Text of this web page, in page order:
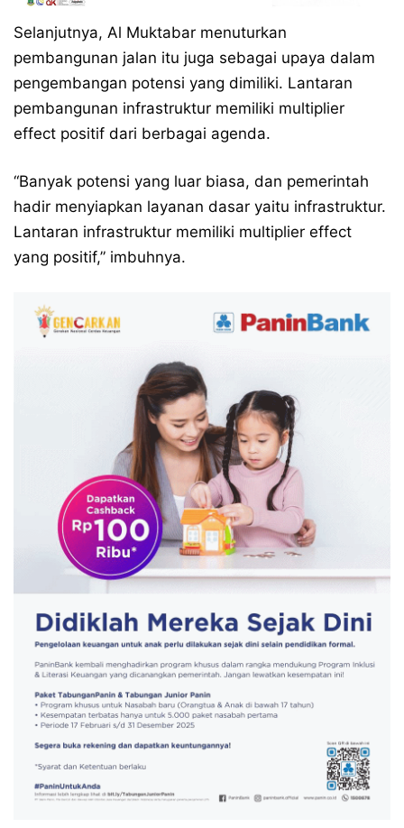
Selanjutnya, Al Muktabar menuturkan
pembangunan jalan itu juga sebagai upaya dalam
pengembangan potensi yang dimiliki. Lantaran
pembangunan infrastruktur memiliki multiplier
effect positif dari berbagai agenda.
“Banyak potensi yang luar biasa, dan pemerintah
hadir menyiapkan layanan dasar yaitu infrastruktur.
Lantaran infrastruktur memiliki multiplier effect
yang positif,” imbuhnya.